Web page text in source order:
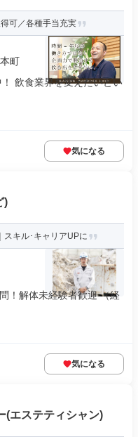
可／各種手当充実
町
飲食業界を変えたいとい
気になる
)
スキル･キャリアUPに
！解体未経験者歓迎 （経
気になる
(エステティシャン)